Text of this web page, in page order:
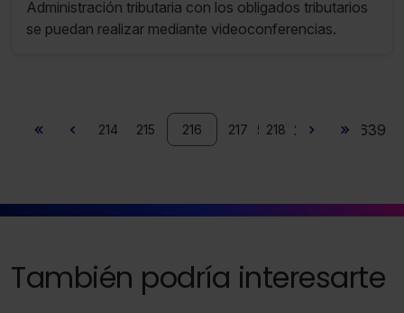
Saber más acerca de las cookies
Administración tributaria con los obligados tributarios
se puedan realizar mediante videoconferencias.
2581 - 2592 de 2639
214 215 216 217 218
También podría interesarte